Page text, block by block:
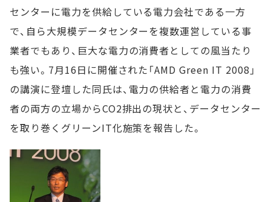
センターに電力を供給している電力会社である一方
で、自ら大規模データセンターを複数運営している事
業者でもあり、巨大な電力の消費者としての風当たり
も強い。7月16日に開催された「AMD Green IT 2008」
の講演に登壇した同氏は、電力の供給者と電力の消費
者の両方の立場からCO2排出の現状と、データセンター
を取り巻くグリーンIT化施策を報告した。